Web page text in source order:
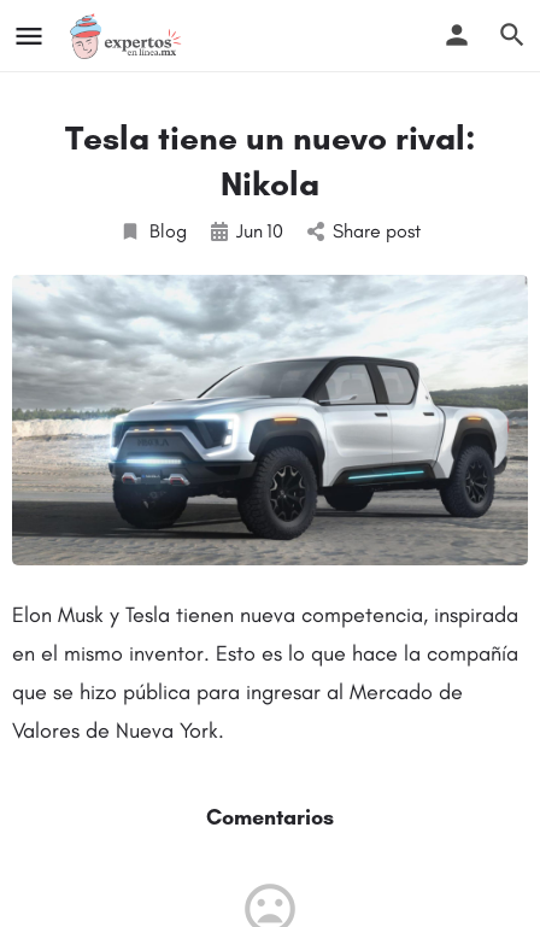
Tesla tiene un nuevo rival:
Nikola
Blog Jun10 Share post
Elon Musk y Tesla tienen nueva competencia, inspirada
en el mismo inventor. Esto es lo que hace la compañía
que se hizo pública para ingresar al Mercado de
Valores de Nueva York.
Comentarios